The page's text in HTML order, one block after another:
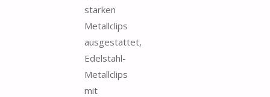
starken
Metallclips
ausgestattet,
Edelstahl-
Metallclips
mit